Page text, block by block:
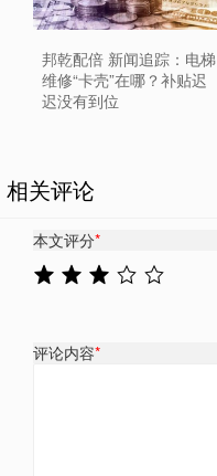
邦乾配倍 新闻追踪：电梯
维修“卡壳”在哪？补贴迟
迟没有到位
相关评论
本文评分*
评论内容*